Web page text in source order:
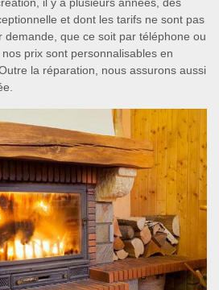
et dont les tarifs ne sont pas
demande, que ce soit par téléphone ou
prix sont personnalisables en
la réparation, nous assurons aussi